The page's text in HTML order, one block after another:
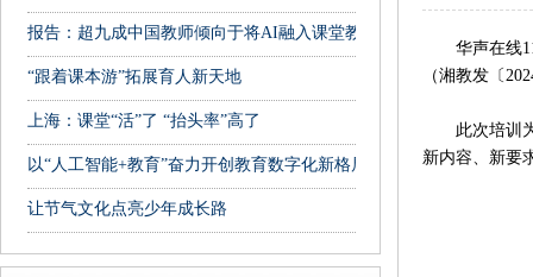
报告：超九成中国教师倾向于将AI融入课堂教学
“跟着课本游”拓展育人新天地
上海：课堂“活”了 “抬头率”高了
以“人工智能+教育”奋力开创教育数字化新格局
让节气文化点亮少年成长路
华声在线11
（湘教发〔
此次培训为
新内容、新要